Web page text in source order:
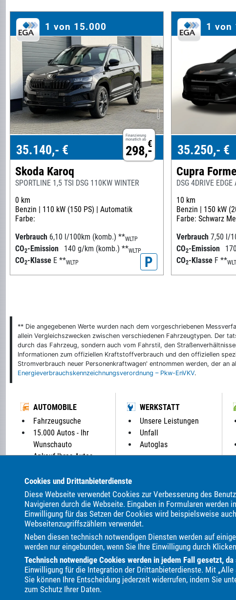
Cookies und Drittanbieterdienste
Diese Webseite verwendet Cookies zur Verbesserung des
Navigieren durch die Webseite. Eingaben in Formularen
Einwilligung für das Setzen der Cookies wird beispielsweise
Webseitenzugriffszählern verwendet.
Neben diesen technisch notwendigen Diensten werden auf
werden nur eingebunden, wenn Sie Ihre Einwilligung durch
Technisch notwendige Cookies werden in jedem Fall gesetzt,
Einwilligung für die Integration der Drittanbieterdienste. Mit
Sie können Ihre Entscheidung jederzeit widerrufen, indem Sie
zum Schutz Ihrer Daten.
1 von 15.000
Finanzierung
monatlich ab €
298,-
35.140,- €
Skoda Karoq
SPORTLINE 1,5 TSI DSG 110KW WINTER
0 km
Benzin | 110 kW (150 PS) | Automatik
Farbe:
Verbrauch 6,10 l/100km (komb.) **WLTP
CO2-Emission 140 g/km (komb.) **WLTP
CO2-Klasse E **WLTP P
1 von
35.250,- €
Cupra
DSG 4DRIVE
10 km
Benzin | 150 kW
Farbe: Schwarz
Verbrauch 7,50 l/
CO2-Emission
CO2-Klasse F **
** Die angegebenen Werte wurden nach dem vorgeschriebenen
allein Vergleichszwecken zwischen verschiedenen Fahrzeugtypen. Der
durch das Fahrzeug, sondern auch vom Fahrstil, den
Informationen zum offiziellen Kraftstoffverbrauch und den offiziellen
Stromverbrauch neuer Personenkraftwagen' entnommen werden, der an
Energieverbrauchskennzeichnungsverordnung – Pkw-EnVKV.
AUTOMOBILE
Fahrzeugsuche
15.000 Autos - Ihr
Wunschauto
Ankauf Ihres Autos
WERKSTATT
Unsere Leistungen
Unfall
Autoglas
ALLE MARKEN BEI UNS IM AUTOHANDEL:
Als Autohändler bieten wir Ihnen in unserem Automarkt
ALPINA Abarth Aixam Alfa Romeo
Clever
Cupra DAF DFM DFSK DS Automobiles Dacia
Davidson
Hobby Honda Hyundai Infiniti Isuzu Itineo
MAN
MF MG MINI Malibu Maserati Maxus Mazda
Renault
Royal Alloy Seat Skoda Smart Ssangyong